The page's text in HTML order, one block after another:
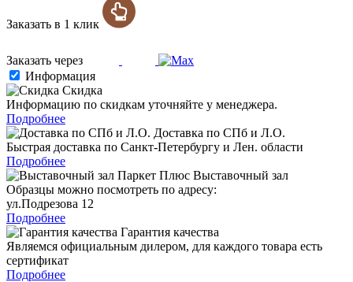
Заказать в 1 клик
Заказать через
Информация
Скидка
Информацию по скидкам уточняйте у менеджера.
Подробнее
Доставка по СПб и Л.О.
Быстрая доставка по Санкт-Петербургу и Лен. области
Подробнее
Выставочный зал
Образцы можно посмотреть по адресу:
ул.Подрезова 12
Подробнее
Гарантия качества
Являемся официальным дилером, для каждого товара есть
сертификат
Подробнее